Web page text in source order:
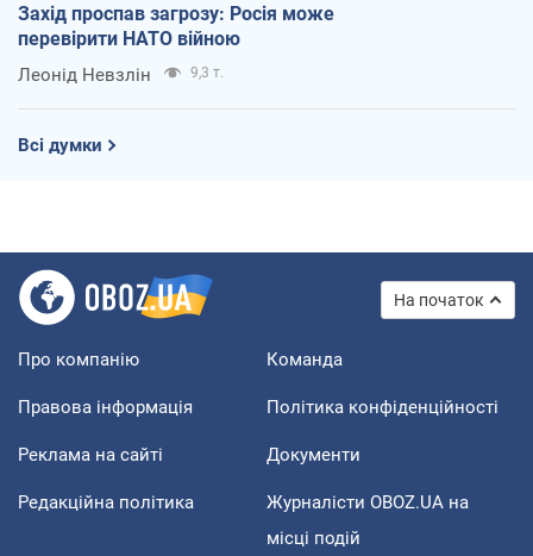
Захід проспав загрозу: Росія може
перевірити НАТО війною
Леонід Невзлін 9,3 т.
Всі думки
На початок
Про компанію Команда
Правова інформація Політика конфіденційності
Реклама на сайті Документи
Редакційна політика
Журналісти OBOZ.UA на
місці подій